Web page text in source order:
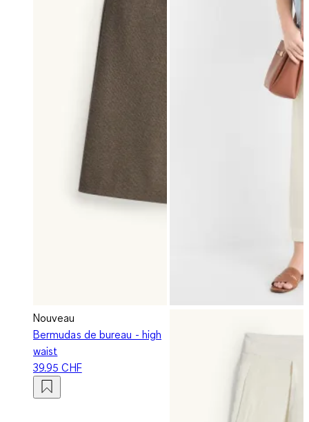
Nouveau
Bermudas de bureau - high
waist
39.95 CHF